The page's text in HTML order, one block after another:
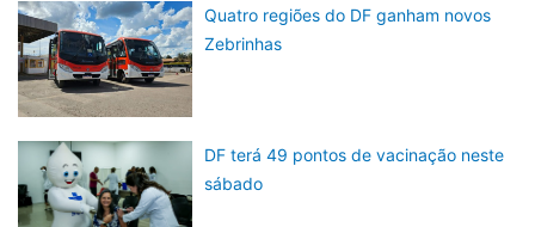
Quatro regiões do DF ganham novos
Zebrinhas
DF terá 49 pontos de vacinação neste
sábado